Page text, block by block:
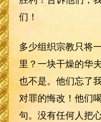
们！
多少组织宗教只将
里？一块干燥的华
也不是。他们忘了
对罪的悔改！他们
句。没有任何人把